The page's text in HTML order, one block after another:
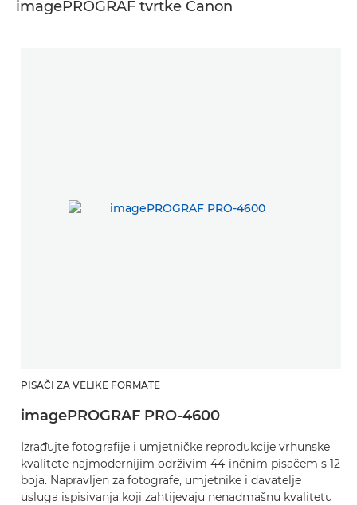
imagePROGRAF tvrtke Canon
PISAČI ZA VELIKE FORMATE
imagePROGRAF PRO-4600
Izrađujte fotografije i umjetničke reprodukcije vrhunske
kvalitete najmodernijim održivim 44-inčnim pisačem s 12
boja. Napravljen za fotografe, umjetnike i davatelje
usluga ispisivanja koji zahtijevaju nenadmašnu kvalitetu